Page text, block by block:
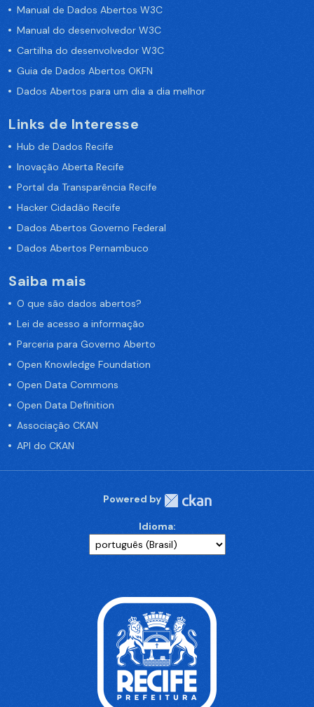
Manual de Dados Abertos W3C
Manual do desenvolvedor W3C
Cartilha do desenvolvedor W3C
Guia de Dados Abertos OKFN
Dados Abertos para um dia a dia melhor
Links de Interesse
Hub de Dados Recife
Inovação Aberta Recife
Portal da Transparência Recife
Hacker Cidadão Recife
Dados Abertos Governo Federal
Dados Abertos Pernambuco
Saiba mais
O que são dados abertos?
Lei de acesso a informação
Parceria para Governo Aberto
Open Knowledge Foundation
Open Data Commons
Open Data Definition
Associação CKAN
API do CKAN
Powered by
Idioma